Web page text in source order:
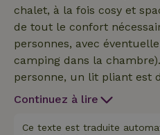
chalet, à la fois cosy et
de tout le confort
personnes, avec
camping dans la
personne, un lit pliant est
août, tu peux installer ta
personne pour ça. Le
Continuez à lire
Ce texte est traduite